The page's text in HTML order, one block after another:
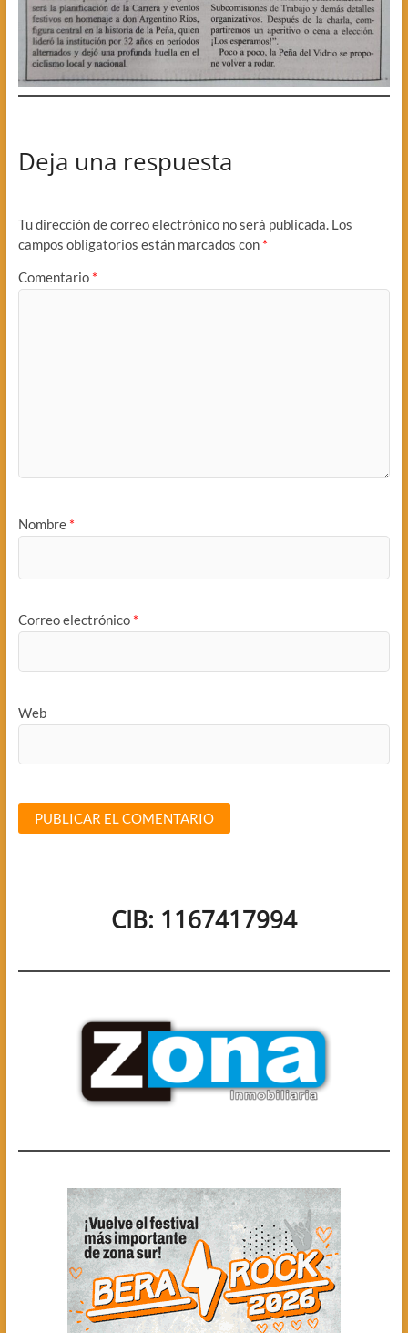
Deja una respuesta
Tu dirección de correo electrónico no será publicada. Los
campos obligatorios están marcados con *
Comentario *
Nombre *
Correo electrónico *
Web
CIB: 1167417994